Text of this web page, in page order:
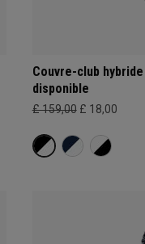
Couvre-club
disponible
£ 159,00 £ 18,00